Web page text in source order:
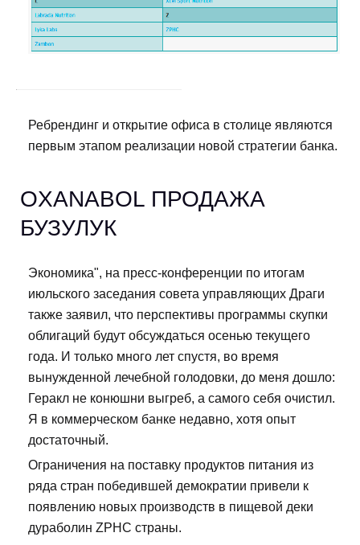
Ребрендинг и открытие офиса в столице являются
первым этапом реализации новой стратегии банка.
OXANABOL ПРОДАЖА
БУЗУЛУК
Экономика", на пресс-конференции по итогам
июльского заседания совета управляющих Драги
также заявил, что перспективы программы скупки
облигаций будут обсуждаться осенью текущего
года. И только много лет спустя, во время
вынужденной лечебной голодовки, до меня дошло:
Геракл не конюшни выгреб, а самого себя очистил.
Я в коммерческом банке недавно, хотя опыт
достаточный.
Ограничения на поставку продуктов питания из
ряда стран победившей демократии привели к
появлению новых производств в пищевой деки
дураболин ZPHC страны.